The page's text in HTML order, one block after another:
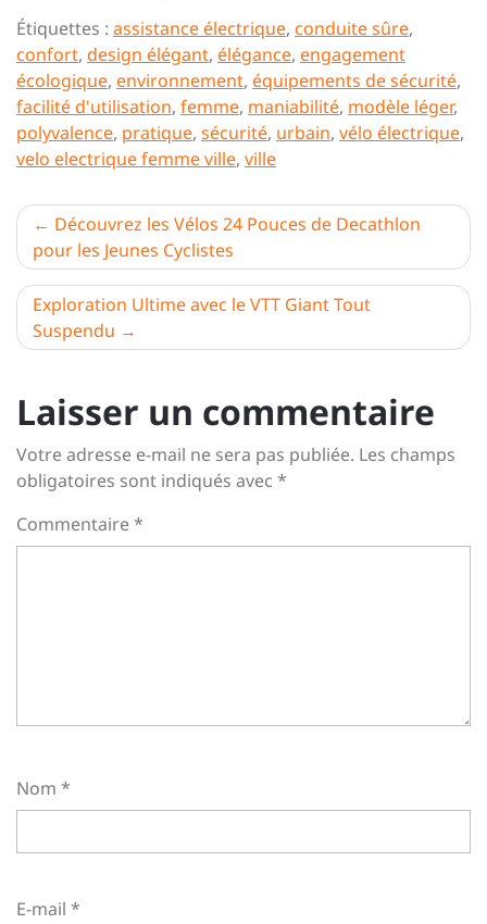
Étiquettes : assistance électrique, conduite sûre,
confort, design élégant, élégance, engagement
écologique, environnement, équipements de sécurité,
facilité d'utilisation, femme, maniabilité, modèle léger,
polyvalence, pratique, sécurité, urbain, vélo électrique,
velo electrique femme ville, ville
Navigation
de
l’article
Découvrez les Vélos 24 Pouces de Decathlon
pour les Jeunes Cyclistes
Exploration Ultime avec le VTT Giant Tout
Suspendu
Laisser un commentaire
Votre adresse e-mail ne sera pas publiée. Les champs
obligatoires sont indiqués avec *
Commentaire*
Nom *
E-mail *